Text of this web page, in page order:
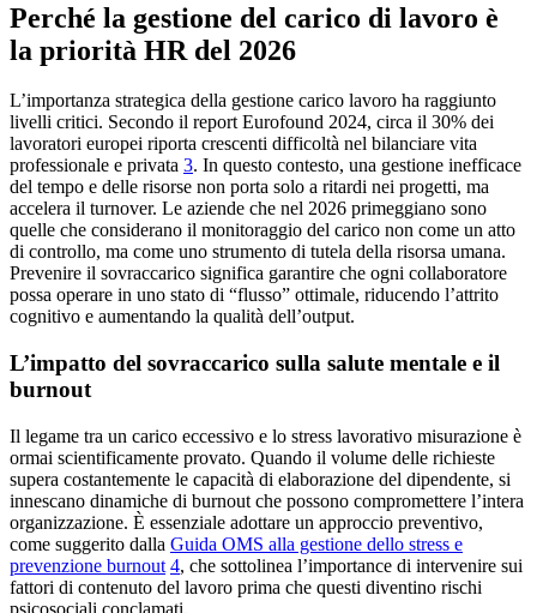
Perché la gestione del carico di lavoro è
la priorità HR del 2026
L’importanza strategica della gestione carico lavoro ha raggiunto
livelli critici. Secondo il report Eurofound 2024, circa il 30% dei
lavoratori europei riporta crescenti difficoltà nel bilanciare vita
professionale e privata 3. In questo contesto, una gestione inefficace
del tempo e delle risorse non porta solo a ritardi nei progetti, ma
accelera il turnover. Le aziende che nel 2026 primeggiano sono
quelle che considerano il monitoraggio del carico non come un atto
di controllo, ma come uno strumento di tutela della risorsa umana.
Prevenire il sovraccarico significa garantire che ogni collaboratore
possa operare in uno stato di “flusso” ottimale, riducendo l’attrito
cognitivo e aumentando la qualità dell’output.
L’impatto del sovraccarico sulla salute mentale e il
burnout
Il legame tra un carico eccessivo e lo stress lavorativo misurazione è
ormai scientificamente provato. Quando il volume delle richieste
supera costantemente le capacità di elaborazione del dipendente, si
innescano dinamiche di burnout che possono compromettere l’intera
organizzazione. È essenziale adottare un approccio preventivo,
come suggerito dalla Guida OMS alla gestione dello stress e
prevenzione burnout 4, che sottolinea l’importance di intervenire sui
fattori di contenuto del lavoro prima che questi diventino rischi
psicosociali conclamati.